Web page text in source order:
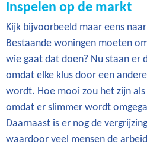
Inspelen op de markt
Kijk bijvoorbeeld maar eens
Bestaande woningen moeten
wie gaat dat doen? Nu staan er
omdat elke klus door een
wordt. Hoe mooi zou het zijn
omdat er slimmer wordt
Daarnaast is er nog de
waardoor veel mensen de